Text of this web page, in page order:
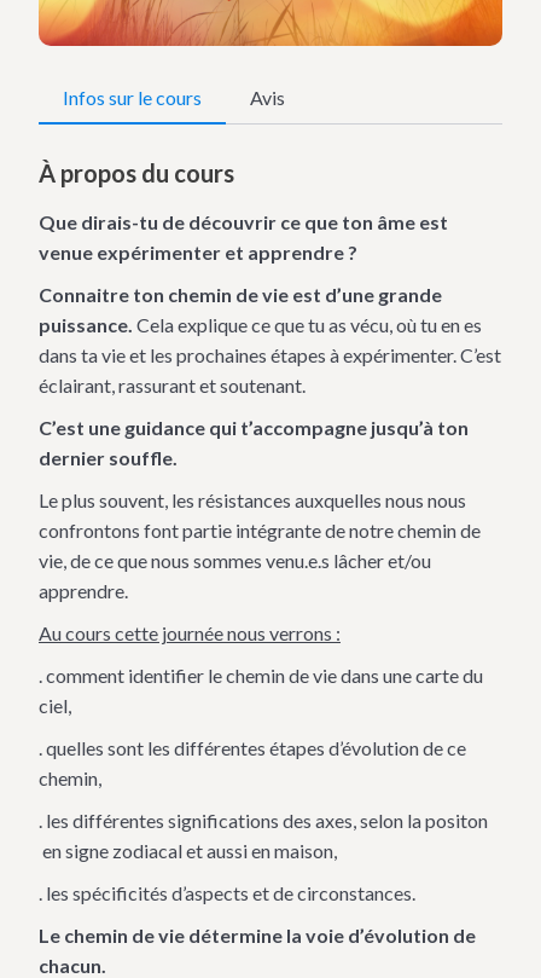
Infos sur le cours Avis
À propos du cours
Que dirais-tu de découvrir ce que ton âme est
venue expérimenter et apprendre ?
Connaitre ton chemin de vie est d’une grande
puissance. Cela explique ce que tu as vécu, où tu en es
dans ta vie et les prochaines étapes à expérimenter. C’est
éclairant, rassurant et soutenant.
C’est une guidance qui t’accompagne jusqu’à ton
dernier souffle.
Le plus souvent, les résistances auxquelles nous nous
confrontons font partie intégrante de notre chemin de
vie, de ce que nous sommes venu.e.s lâcher et/ou
apprendre.
Au cours cette journée nous verrons :
. comment identifier le chemin de vie dans une carte du
ciel,
. quelles sont les différentes étapes d’évolution de ce
chemin,
. les différentes significations des axes, selon la positon
en signe zodiacal et aussi en maison,
. les spécificités d’aspects et de circonstances.
Le chemin de vie détermine la voie d’évolution de
chacun.